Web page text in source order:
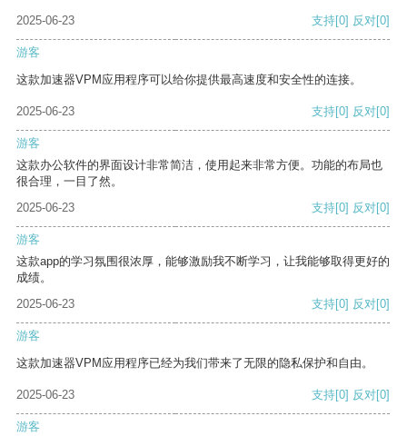
2025-06-23 支持[0] 反对[0]
游客
这款加速器VPM应用程序可以给你提供最高速度和安全性的连接。
2025-06-23 支持[0] 反对[0]
游客
这款办公软件的界面设计非常简洁，使用起来非常方便。功能的布局也
很合理，一目了然。
2025-06-23
支持[0] 反对[0]
游客
这款app的学习氛围很浓厚，能够激励我不断学习，让我能够取得更好的
成绩。
2025-06-23
支持[0] 反对[0]
游客
这款加速器VPM应用程序已经为我们带来了无限的隐私保护和自由。
2025-06-23 支持[0] 反对[0]
游客